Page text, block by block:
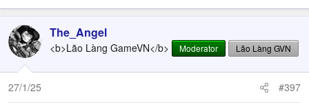
e
c
t
i
o
n
The_Angel
<b>Lão Làng GameVN</b> Moderator Lão Làng GVN
27/1/25 #397